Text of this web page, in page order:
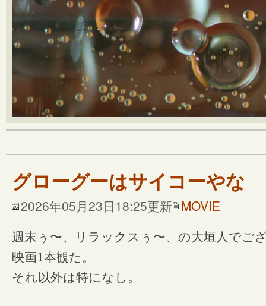
グローグーはサイコーやな
2026年05月23日18:25更新 MOVIE
週末ぅ〜、リラックスぅ〜、の大垣人でご
映画1本観た。
それ以外は特になし。